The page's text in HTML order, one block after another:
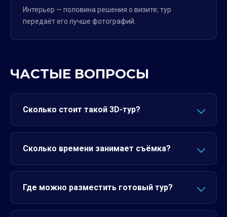
Интерьер — половина решения о визите; тур
передаёт его лучше фотографий.
ЧАСТЫЕ ВОПРОСЫ
Сколько стоит такой 3D-тур?
Сколько времени занимает съёмка?
Где можно разместить готовый тур?